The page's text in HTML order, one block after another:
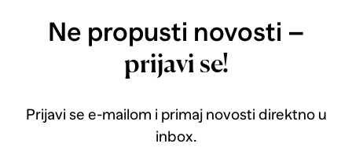
Ne propusti novosti –
prijavi se!
Prijavi se e-mailom i primaj novosti direktno u
inbox.